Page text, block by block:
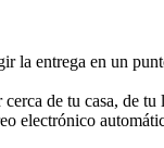
la entrega en un
de tu casa, de
electrónico